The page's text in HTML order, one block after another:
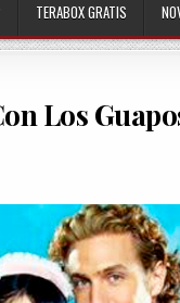
TERABOX GRATIS
Los